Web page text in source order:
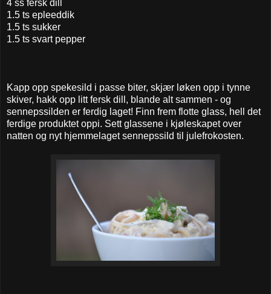
4 ss fersk dill
1.5 ts epleeddik
1.5 ts sukker
1.5 ts svart pepper
Kapp opp spekesild i passe biter, skjær løken opp i tynne
skiver, hakk opp litt fersk dill, blande alt sammen - og
sennepssilden er ferdig laget! Finn frem flotte glass, hell det
ferdige produktet oppi. Sett glassene i kjøleskapet over
natten og nyt hjemmelaget sennepssild til julefrokosten.